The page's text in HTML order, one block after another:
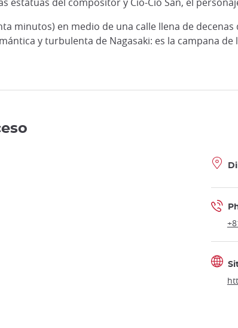
minutos) en medio de una calle llena de
y turbulenta de Nagasaki: es la campana de